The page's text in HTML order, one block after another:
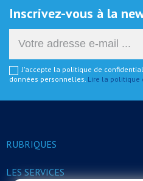
Inscrivez-vous à la
J'accepte la politique de
données personnelles. Lire la politique
RUBRIQUES
LES SERVICES